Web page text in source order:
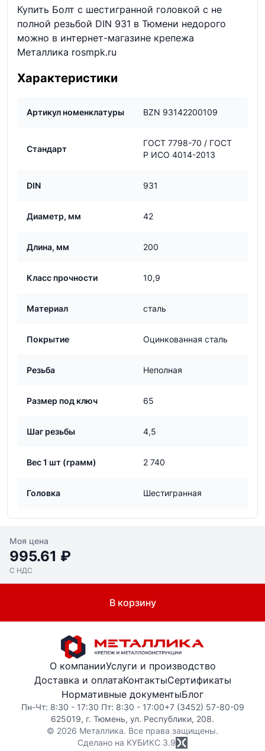
Купить Болт с шестигранной головкой с не
полной резьбой DIN 931 в Тюмени недорого
можно в интернет-магазине крепежа
Металлика rosmpk.ru
Характеристики
Артикул номенклатуры BZN 93142200109
Стандарт
ГОСТ 7798-70 / ГОСТ
Р ИСО 4014-2013
DIN 931
Диаметр, мм 42
Длина, мм 200
Класс прочности 10,9
Материал сталь
Покрытие Оцинкованная сталь
Резьба Неполная
Размер под ключ 65
Шаг резьбы 4,5
Вес 1 шт (грамм) 2 740
Головка Шестигранная
Моя цена
995.61 ₽
С НДС
В корзину
О компанииУслуги и производство
Доставка и оплатаКонтактыСертификаты
Нормативные документыБлог
Пн-Чт: 8:30 - 17:30 Пт: 8:30 - 17:00+7 (3452) 57-80-09
625019, г. Тюмень, ул. Республики, 208.
© 2026 Металлика. Все права защищены.
Сделано на КУБИКС 3.9